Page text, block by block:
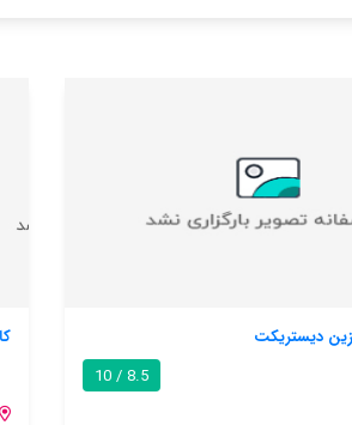
کالیتی این سوت آت دی فالس